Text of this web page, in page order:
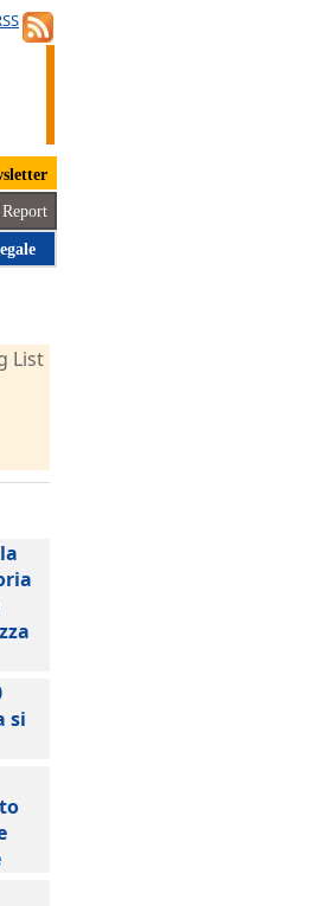
Report
List
si